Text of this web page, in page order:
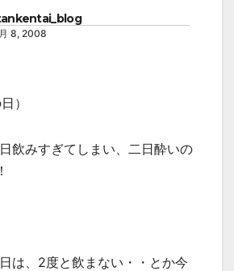
8, 2008
）
飲みすぎてしまい、二日酔いの
は、2度と飲まない・・とか今